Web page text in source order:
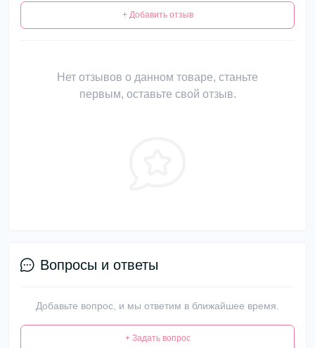
+ Добавить отзыв
Нет отзывов о данном товаре, станьте
первым, оставьте свой отзыв.
Вопросы и ответы
Добавьте вопрос, и мы ответим в ближайшее время.
+ Задать вопрос